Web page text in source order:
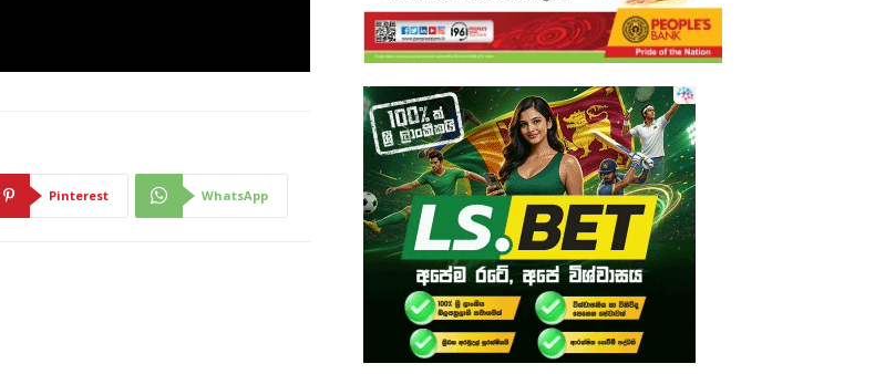
Pinterest WhatsApp